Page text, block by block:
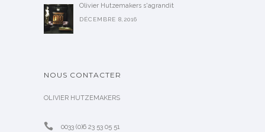
Olivier Hutzemakers s'agrandit
DÉCEMBRE 8,2016
NOUS CONTACTER
OLIVIER HUTZEMAKERS
0033 (0)6 23 53 05 51